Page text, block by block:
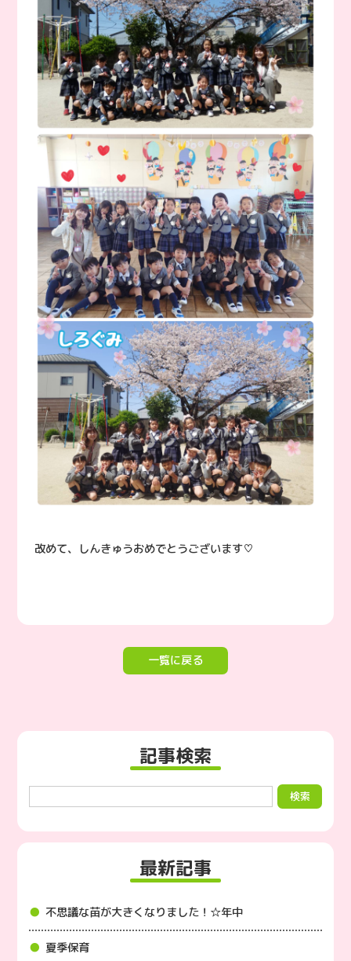
改めて、しんきゅうおめでとうございます♡
一覧に戻る
記事検索
最新記事
不思議な苗が大きくなりました！☆年中
夏季保育